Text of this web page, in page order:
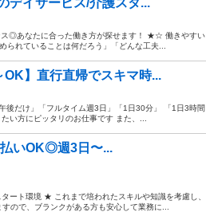
ス◎あなたに合った働き方が探せます！ ★☆ 働きやすい
れていることは何だろう」「どんな工夫...
】直行直帰でスキマ時...
後だけ」「フルタイム週3日」「1日30分」 「1日3時間
い方にピッタリのお仕事です また、...
いOK◎週3日〜...
環境 ★ これまで培われたスキルや知識を考慮し、
ので、ブランクがある方も安心して業務に...